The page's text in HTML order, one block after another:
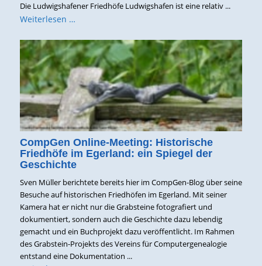
Die Ludwigshafener Friedhöfe Ludwigshafen ist eine relativ ...
Weiterlesen …
CompGen Online-Meeting: Historische
Friedhöfe im Egerland: ein Spiegel der
Geschichte
Sven Müller berichtete bereits hier im CompGen-Blog über seine
Besuche auf historischen Friedhöfen im Egerland. Mit seiner
Kamera hat er nicht nur die Grabsteine fotografiert und
dokumentiert, sondern auch die Geschichte dazu lebendig
gemacht und ein Buchprojekt dazu veröffentlicht. Im Rahmen
des Grabstein-Projekts des Vereins für Computergenealogie
entstand eine Dokumentation ...